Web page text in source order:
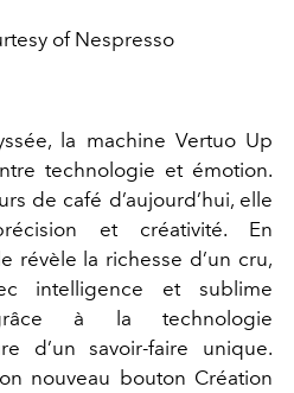
of Nespresso
la machine Vertuo Up
technologie et émotion.
de café d’aujourd’hui, elle
et créativité. En
révèle la richesse d’un cru,
intelligence et sublime
à la technologie
d’un savoir-faire unique.
nouveau bouton Création